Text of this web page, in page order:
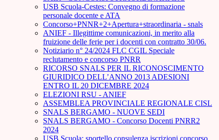
USB Scuola-Cestes: Convegno di formazione
personale docente e ATA
Concorso+PNNR+2+Apertura+straordinaria - snals
ANIEF - Illegittime comunicazioni, in merito alla
fruizione delle ferie per i docenti con contratto 30/06.
Notiziario n° 24/2024 FLC CGIL Speciale
reclutamento e concorso PNRR
RICORSO SNALS PER IL RICONOSCIMENTO
GIURIDICO DELL’ANNO 2013 ADESIONI
ENTRO IL 20 DICEMBRE 2024
ELEZIONI RSU - ANIEF
ASSEMBLEA PROVINCIALE REGIONALE CISL
SNALS BERGAMO - NUOVE SEDI
SNALS BERGAMO - Concorso Docenti PNRR2
2024